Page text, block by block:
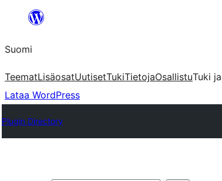
Suomi
TeematLisäosatUutisetTukiTietojaOsallistuTuki
Lataa WordPress
Plugin Directory